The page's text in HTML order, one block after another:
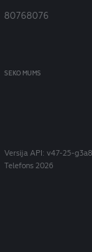
80768076
SEKO MUMS
Versija API: v47-25-
Telefons 2026